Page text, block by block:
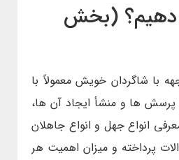
دهیم؟ (بخش
با شاگردان خویش معمولاً با
ها و منشأ ایجاد آن ها،
انواع جهل و انواع جاهلان
پرداخته و میزان اهمیت هر